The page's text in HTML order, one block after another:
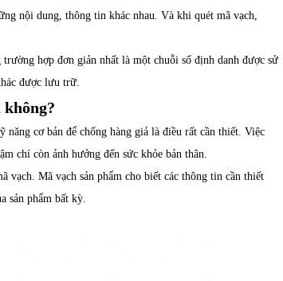
nội dung, thông tin khác nhau. Và khi quét mã vạch,
hợp đơn giản nhất là một chuỗi số định danh được sử
được lưu trữ.
cơ bản để chống hàng giả là điều rất cần thiết. Việc
chí còn ảnh hưởng đến sức khỏe bản thân.
vạch. Mã vạch sản phẩm cho biết các thông tin cần thiết
sản phẩm bất kỳ.